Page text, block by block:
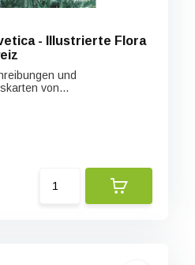
- Illustrierte Flora
und
von...